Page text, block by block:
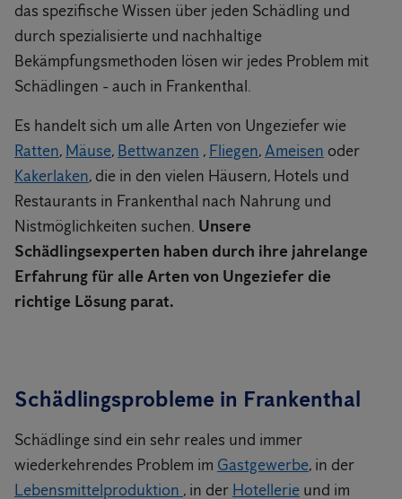
das spezifische Wissen über jeden Schädling und
durch spezialisierte und nachhaltige
Bekämpfungsmethoden lösen wir jedes Problem mit
Schädlingen - auch in Frankenthal.
Es handelt sich um alle Arten von Ungeziefer wie
Ratten, Mäuse, Bettwanzen , Fliegen,Ameisen oder
Kakerlaken, die in den vielen Häusern, Hotels und
Restaurants in Frankenthal nach Nahrung und
Nistmöglichkeiten suchen. Unsere
Schädlingsexperten haben durch ihre jahrelange
Erfahrung für alle Arten von Ungeziefer die
richtige Lösung parat.
Schädlingsprobleme in Frankenthal
Schädlinge sind ein sehr reales und immer
wiederkehrendes Problem im Gastgewerbe, in der
Lebensmittelproduktion , in der Hotellerie und im